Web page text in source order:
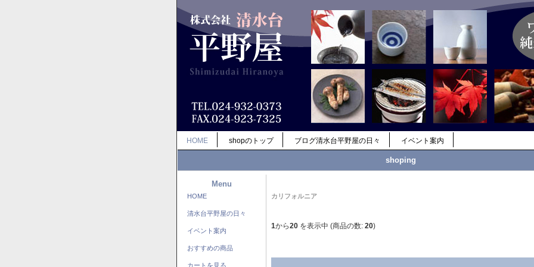
HOME shopのトップ ブログ清水台平野屋の日々 イベント案内
shoping
Menu
HOME
清水台平野屋の日々
イベント案内
おすすめの商品
カートを見る
カリフォルニア
1から20 を表示中 (商品の数: 20)